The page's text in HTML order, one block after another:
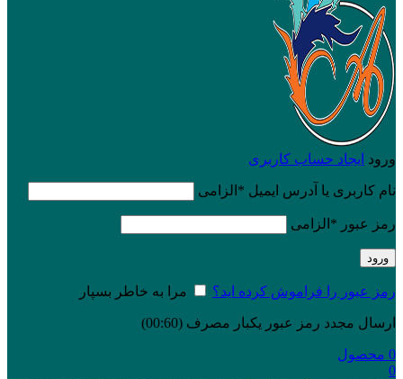
ورود ایجاد حساب کاربری
نام کاربری یا آدرس ایمیل * الزامی
رمز عبور * الزامی
ورود
رمز عبور را فراموش کرده اید؟ مرا به خاطر بسپار
ارسال مجدد رمز عبور یکبار مصرف (00:
60
)
0 محصول
0